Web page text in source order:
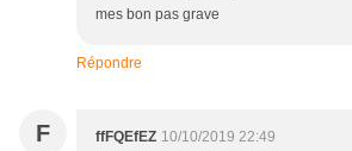
mes bon pas grave
Répondre
F ffFQEfEZ 10/10/2019 22:49